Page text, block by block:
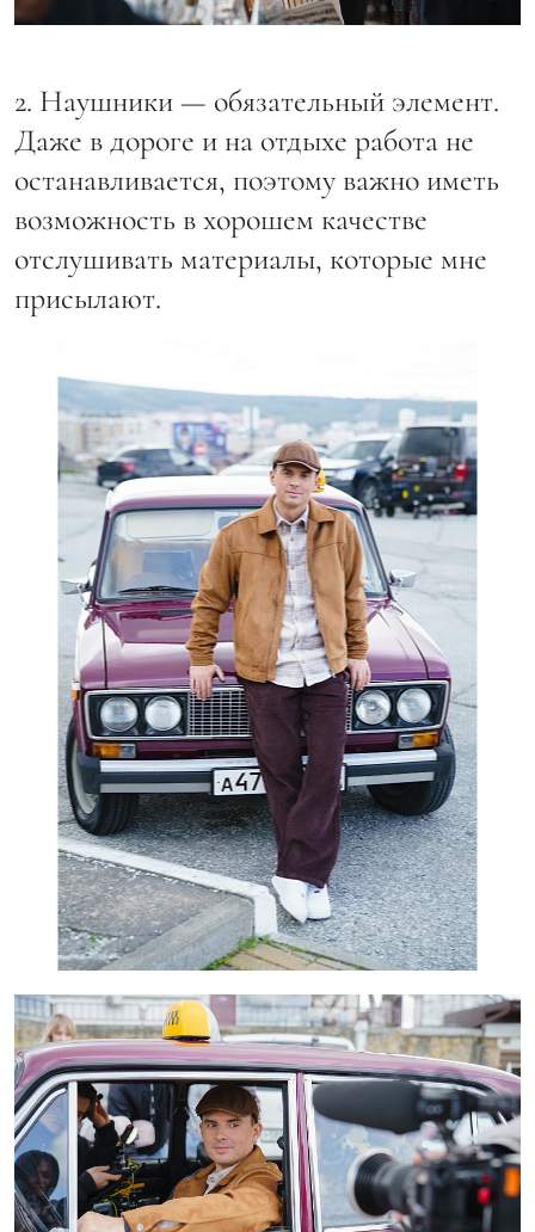
2. Наушники — обязательный элемент.
Даже в дороге и на отдыхе работа не
останавливается, поэтому важно иметь
возможность в хорошем качестве
отслушивать материалы, которые мне
присылают.